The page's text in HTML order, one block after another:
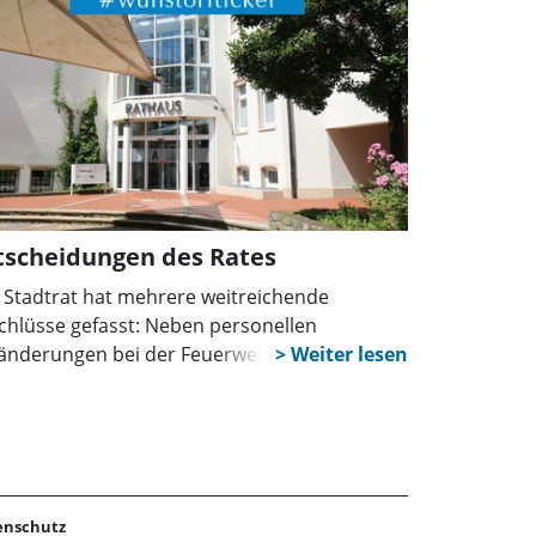
offen, weist aber darauf hin, dass man
auf Biegen und Brechen agieren wolle.
des Rates
Stadtrat hat mehrere weitreichende
gefasst: Neben personellen
bei der Feuerwehr geht es um